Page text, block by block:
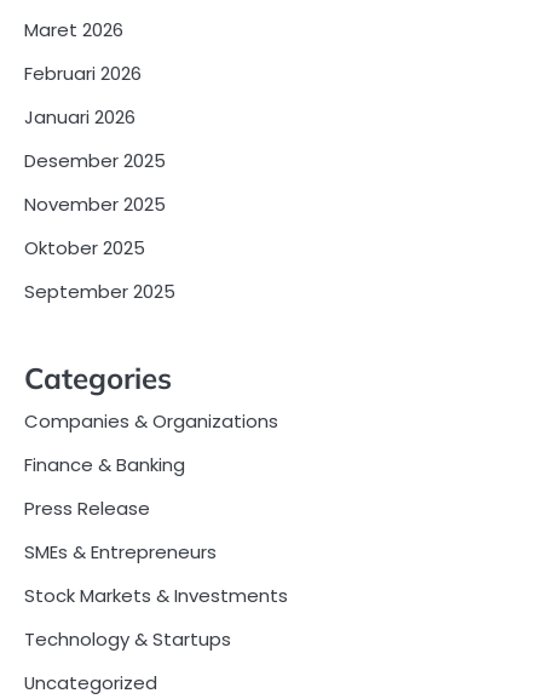
Maret 2026
Februari 2026
Januari 2026
Desember 2025
November 2025
Oktober 2025
September 2025
Categories
Companies & Organizations
Finance & Banking
Press Release
SMEs & Entrepreneurs
Stock Markets & Investments
Technology & Startups
Uncategorized